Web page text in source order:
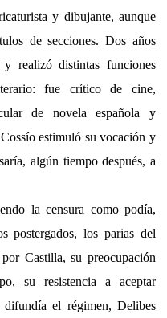
y dibujante, aunque
de secciones. Dos años
realizó distintas funciones
fue crítico de cine,
de novela española y
estimuló su vocación y
algún tiempo después, a
la censura como podía,
postergados, los parias del
Castilla, su preocupación
su resistencia a aceptar
difundía el régimen, Delibes